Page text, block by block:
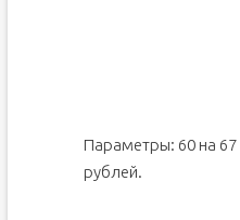
Параметры: 60 на 67
рублей.